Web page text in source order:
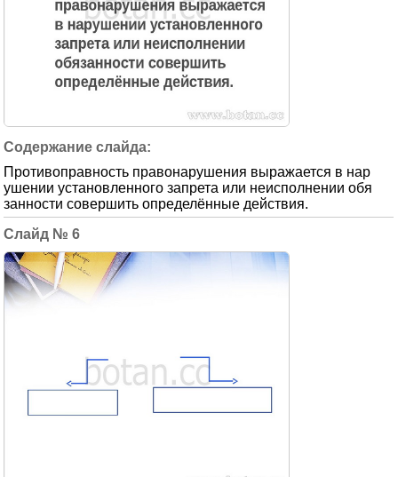
Противоправность правонарушения выражается в нар
ушении установленного запрета или неисполнении обя
занности совершить определённые действия.
6